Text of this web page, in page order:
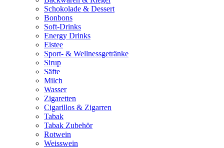
Schokolade & Dessert
Bonbons
Soft-Drinks
Energy Drinks
Eistee
Sport- & Wellnessgetränke
Sirup
Säfte
Milch
Wasser
Zigaretten
Cigarillos & Zigarren
Tabak
Tabak Zubehör
Rotwein
Weisswein